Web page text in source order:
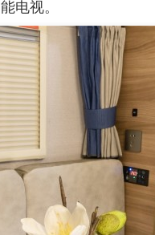
电视。